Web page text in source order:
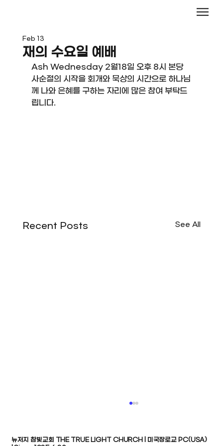
재의 수요일 예배
Feb 13
Ash Wednesday 2월18일 오후 8시 본당
사순절의 시작을 회개와 묵상의 시간으로 하나님
께 나와 은혜를 구하는 자리에 많은 참여 부탁드
립니다.
Recent Posts See All
뉴저지 참빛교회 THE TRUE LIGHT CHURCH | 미국장로교 PC(USA)